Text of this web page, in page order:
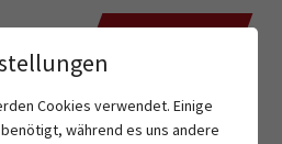
Cookies verwendet. Einige
während es uns andere